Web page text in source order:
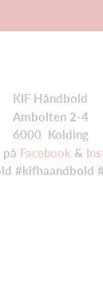
KIF Håndbold
Ambolten 2-4
6000 Kolding
på Facebook &
#kifhaandbold